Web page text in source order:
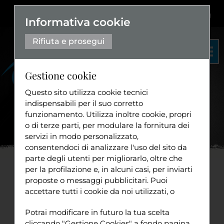
Dislessia Eng
Organigramma
Statuto
Diventa volontario
Sport
Home News Attiva-Ment
Attiva-Mente alla terza
Conferenza degli Stati
Informativa cookie
Rifiuta e prosegui
Gestione cookie
Questo sito utilizza cookie tecnici
indispensabili per il suo corretto
funzionamento. Utilizza inoltre cookie, propri
o di terze parti, per modulare la fornitura dei
servizi in modo personalizzato,
consentendoci di analizzare l'uso del sito da
parte degli utenti per migliorarlo, oltre che
per la profilazione e, in alcuni casi, per inviarti
proposte o messaggi pubblicitari. Puoi
accettare tutti i cookie da noi utilizzati, o
compaiono sulle pagine di questo sito,
Potrai modificare in futuro la tua scelta